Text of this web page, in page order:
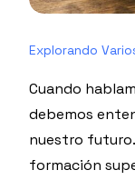
Explorando
Cuando
debemos
nuestro futuro.
formación